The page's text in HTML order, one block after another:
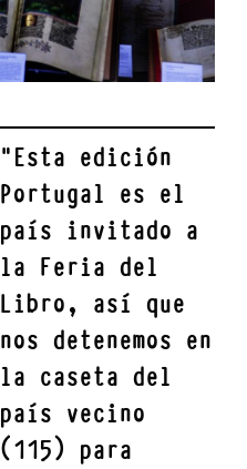
"Esta edición
Portugal es el
país invitado a
la Feria del
Libro, así que
nos detenemos en
la caseta del
país vecino
(115) para